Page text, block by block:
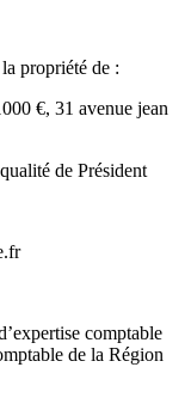
propriété de :
€, 31 avenue jean
de Président
comptable
de la Région